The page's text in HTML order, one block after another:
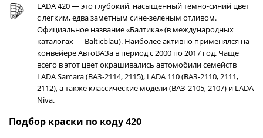
LADA 420 — это глубокий, насыщенный темно-синий цвет
с легким, едва заметным сине-зеленым отливом.
Официальное название «Балтика» (в международных
каталогах — Balticblau). Наиболее активно применялся на
конвейере АвтоВАЗа в период с 2000 по 2017 год. Чаще
всего в этот цвет окрашивались автомобили семейств
LADA Samara (ВАЗ-2114, 2115), LADA 110 (ВАЗ-2110, 2111,
2112), а также классические модели (ВАЗ-2105, 2107) и LADA
Niva.
Подбор краски по коду 420